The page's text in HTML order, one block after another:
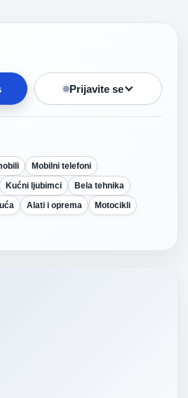
Prijavite se
Mobilni telefoni
Kućni ljubimci
Bela tehnika
Alati i oprema
Motocikli